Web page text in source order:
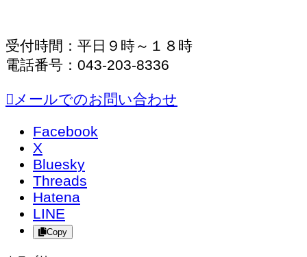
受付時間：平日９時～１８時
電話番号：043-203-8336
メールでのお問い合わせ
Facebook
X
Bluesky
Threads
Hatena
LINE
Copy